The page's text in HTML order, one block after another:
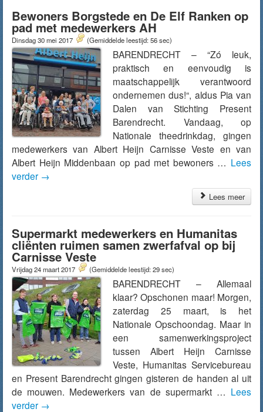
Bewoners Borgstede en De Elf Ranken op
pad met medewerkers AH
Dinsdag 30 mei 2017 (Gemiddelde leestijd: 56 sec)
BARENDRECHT – “Zó leuk,
praktisch en eenvoudig is
maatschappelijk verantwoord
ondernemen dus!“, aldus Pia van
Dalen van Stichting Present
Barendrecht. Vandaag, op
Nationale theedrinkdag, gingen
medewerkers van Albert Heijn Carnisse Veste en van
Albert Heijn Middenbaan op pad met bewoners … Lees
verder →
Lees meer
Supermarkt medewerkers en Humanitas
cliënten ruimen samen zwerfafval op bij
Carnisse Veste
Vrijdag 24 maart 2017 (Gemiddelde leestijd: 29 sec)
BARENDRECHT – Allemaal
klaar? Opschonen maar! Morgen,
zaterdag 25 maart, is het
Nationale Opschoondag. Maar in
een samenwerkingsproject
tussen Albert Heijn Carnisse
Veste, Humanitas Servicebureau
en Present Barendrecht gingen gisteren de handen al uit
de mouwen. Medewerkers van de supermarkt … Lees
verder →